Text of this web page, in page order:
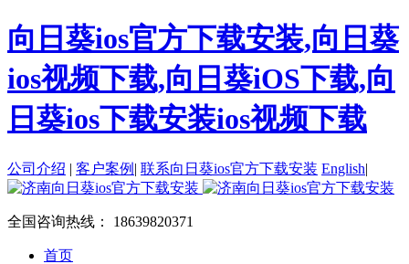
向日葵ios官方下载安装,向日葵
ios视频下载,向日葵iOS下载,向
日葵ios下载安装ios视频下载
公司介绍 | 客户案例 | 联系向日葵ios官方下载安装 English|
全国咨询热线： 18639820371
首页